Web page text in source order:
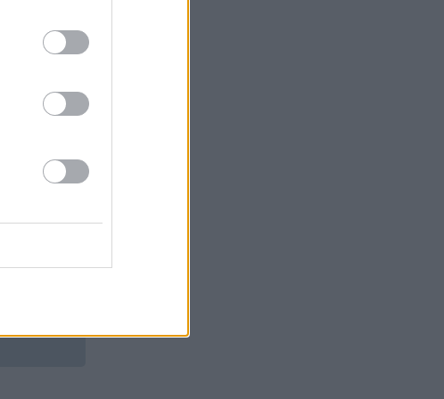
REKLĀMRAKSTS
noteikumus: iepazīsti